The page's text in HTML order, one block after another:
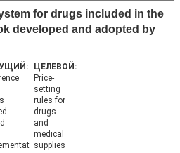
for drugs included in the
developed and adopted by
Price-
setting
rules for
drugs
and
medical
supplies